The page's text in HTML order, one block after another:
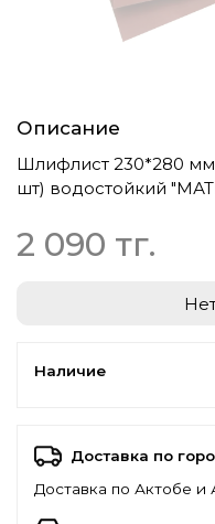
Описание
Шлифлист 230*280 мм
шт) водостойкий
2 090 тг.
Наличие
Доставка по
Доставка по Актобе и